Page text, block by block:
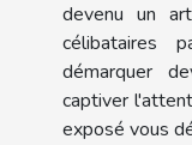
devenu un
célibataires
démarquer
captiver
exposé vous